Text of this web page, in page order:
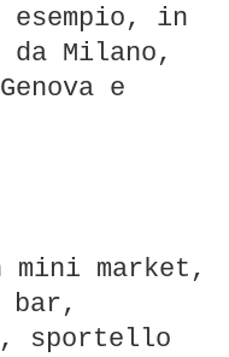
in
Milano,
e
mini market,
, sportello